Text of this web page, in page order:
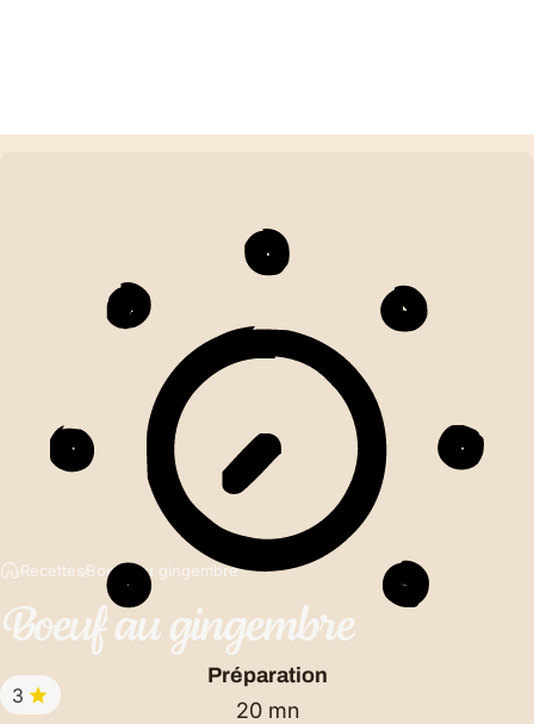
RecettesBoeuf au gingembre
Boeufaugingembre
3
Préparation
20 mn